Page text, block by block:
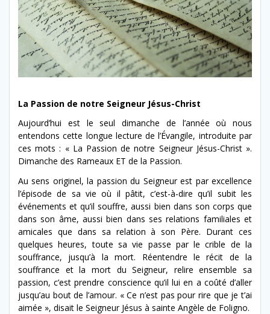
La Passion de notre Seigneur Jésus-Christ
Aujourd’hui est le seul dimanche de l’année où nous
entendons cette longue lecture de l’Évangile, introduite par
ces mots : « La Passion de notre Seigneur Jésus-Christ ».
Dimanche des Rameaux ET de la Passion.
Au sens originel, la passion du Seigneur est par excellence
l’épisode de sa vie où il pâtit, c’est-à-dire qu’il subit les
événements et qu’il souffre, aussi bien dans son corps que
dans son âme, aussi bien dans ses relations familiales et
amicales que dans sa relation à son Père. Durant ces
quelques heures, toute sa vie passe par le crible de la
souffrance, jusqu’à la mort. Réentendre le récit de la
souffrance et la mort du Seigneur, relire ensemble sa
passion, c’est prendre conscience qu’il lui en a coûté d’aller
jusqu’au bout de l’amour. « Ce n’est pas pour rire que je t’ai
aimée », disait le Seigneur Jésus à sainte Angèle de Foligno.